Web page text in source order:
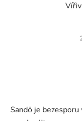
Sandö je